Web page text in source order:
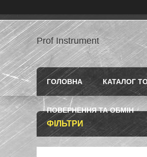
Prof Instrument
ГОЛОВНА КАТАЛОГ
ПОВЕРНЕННЯ ТА ОБМІН
ФІЛЬТРИ